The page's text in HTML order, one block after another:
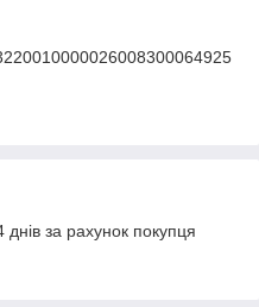
за рахунок покупця